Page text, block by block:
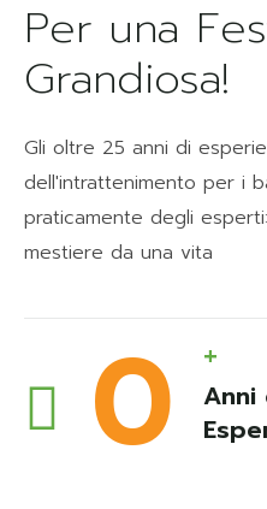
Per una
Grandiosa!
Gli oltre 25 anni di
dell'intrattenimento per i
praticamente degli
mestiere da una vita
0 +
Anni